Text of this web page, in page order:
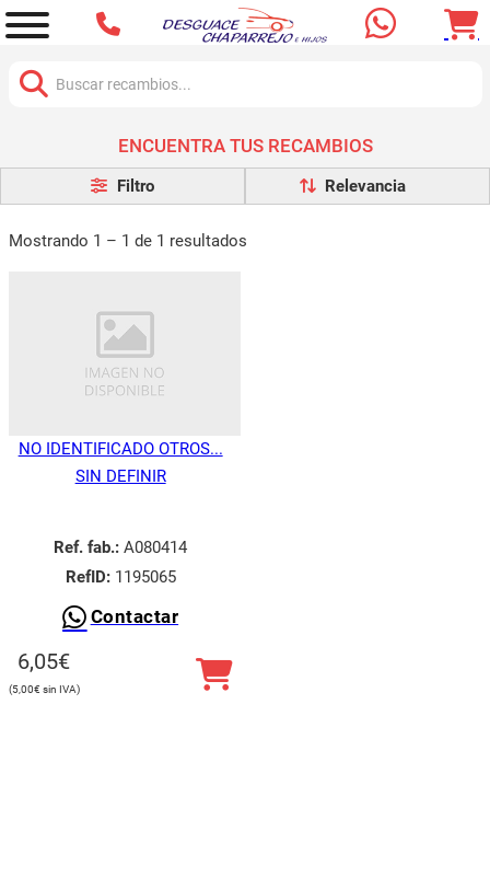
ENCUENTRA TUS RECAMBIOS
Filtro
Mostrando 1 – 1 de 1 resultados
NO IDENTIFICADO OTROS...
SIN DEFINIR
Ref. fab.: A080414
RefID:1195065
Contactar
6,05€
5,00€